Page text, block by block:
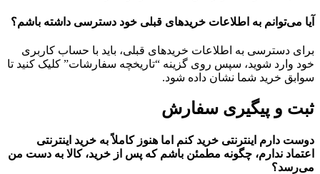
آیا می‌‏توانم به اطلاعات خریدهای قبلی خود دسترسی داشته باشم؟
برای دسترسی به اطلاعات خریدهای قبلی، باید با حساب کاربری
خود وارد شوید، سپس روی گزینه “تاریخچه سفارشات” کلیک کنید تا
سوابق خرید شما نشان داده ‏شود.
ثبت و پیگیری سفارش
دوست دارم اینترنتی خرید کنم اما هنوز کاملاً به خرید اینترنتی
اعتماد ندارم، چگونه مطمئن باشم که پس از خرید، کالا به دست من
می‌رسد؟